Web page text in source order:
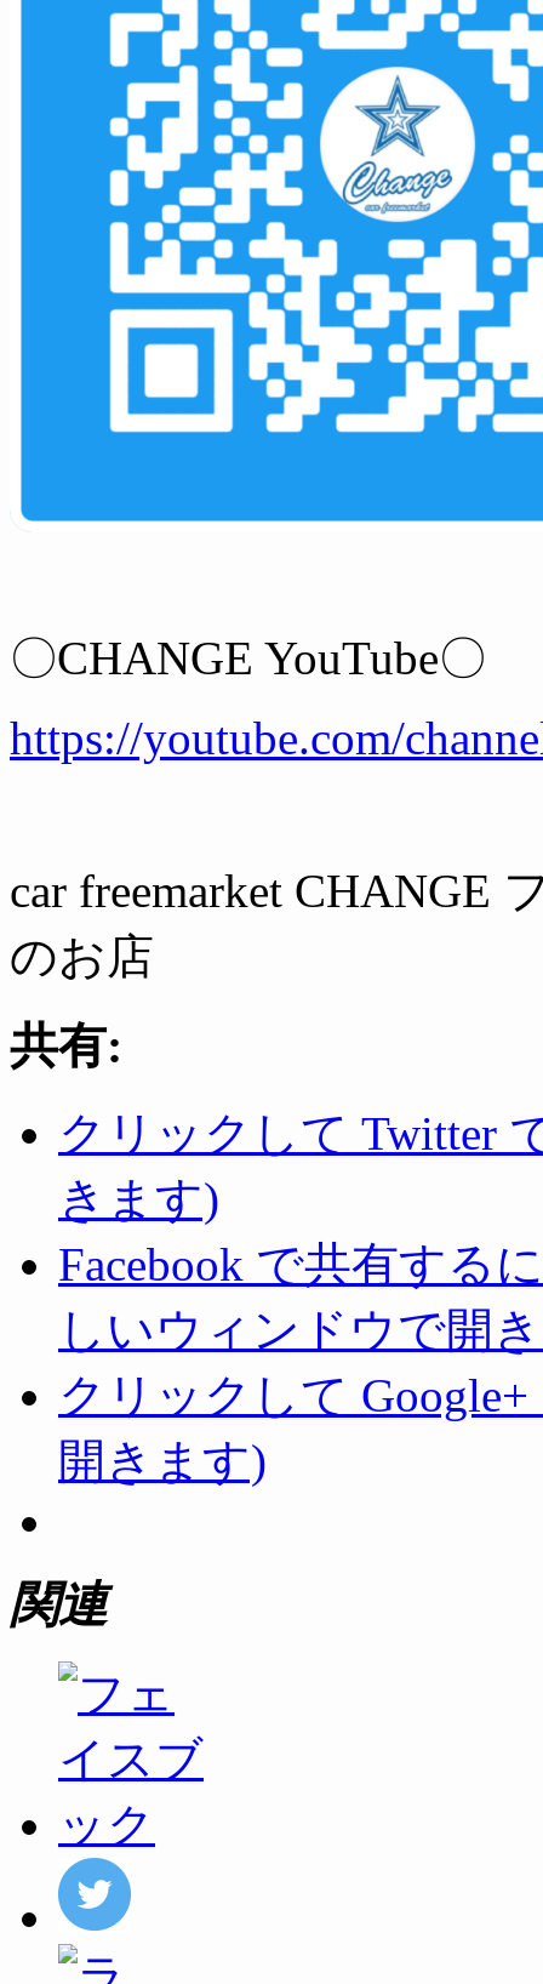
〇CHANGE YouTube〇
https://youtube.com/
car freemarket CHANGE
のお店
共有:
クリックして Twitter
きます)
Facebook で共有する
しいウィンドウで開
クリックして
開きます)
関連